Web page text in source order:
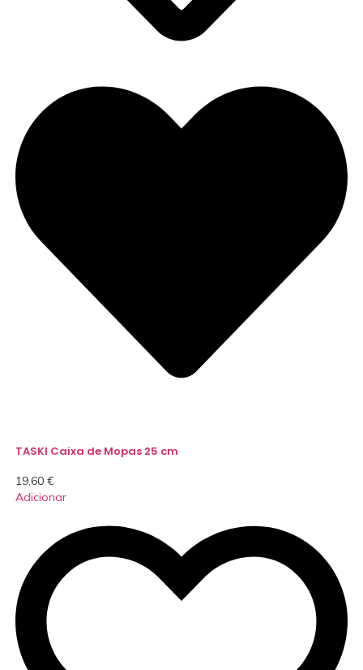
TASKI Caixa de Mopas 25 cm
19,60 €
Adicionar